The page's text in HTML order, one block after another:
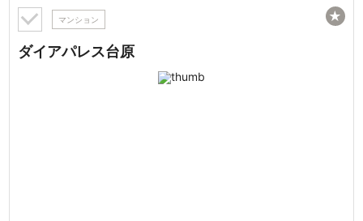
マンション
ダイアパレス台原
★